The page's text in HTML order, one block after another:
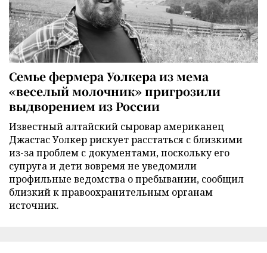
Семье фермера Уолкера из мема
«веселый молочник» пригрозили
выдворением из России
Известный алтайский сыровар американец
Джастас Уолкер рискует расстаться с близкими
из-за проблем с документами, поскольку его
супруга и дети вовремя не уведомили
профильные ведомства о пребывании, сообщил
близкий к правоохранительным органам
источник.